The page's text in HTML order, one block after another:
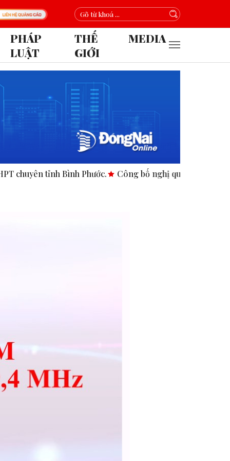
PHÁP
LUẬT
THẾ
GIỚI
MEDIA
tỉnh Bình Phước. Công bố nghị quyết, quyết định tại các